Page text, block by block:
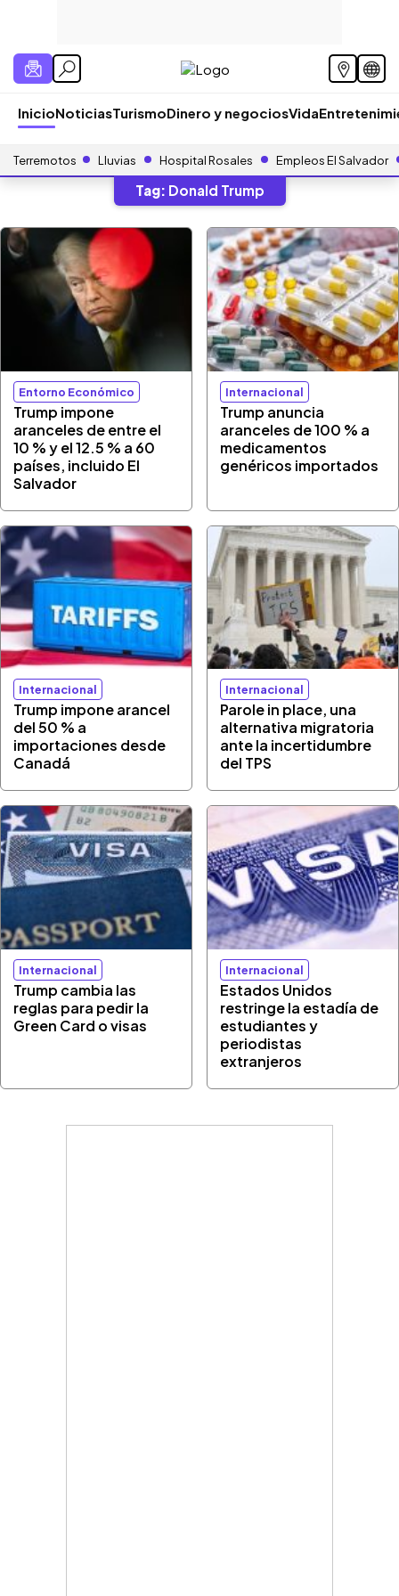
InicioNoticiasTurismoDinero y negociosVida
Terremotos Lluvias Hospital Rosales Empleos El Salvador
Tag: Donald Trump
Entorno Económico
Trump impone
aranceles de entre el
10 % y el 12.5 % a 60
países, incluido El
Salvador
Internacional
Trump anuncia
aranceles de 100 % a
medicamentos
genéricos importados
Internacional
Trump impone arancel
del 50 % a
importaciones desde
Canadá
Internacional
Parole in place, una
alternativa migratoria
ante la incertidumbre
del TPS
Internacional
Trump cambia las
reglas para pedir la
Green Card o visas
Internacional
Estados Unidos
restringe la estadía de
estudiantes y
periodistas
extranjeros